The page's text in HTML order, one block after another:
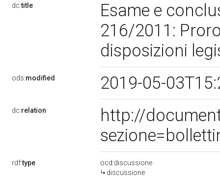
dc:title
Esame e
216/2011:
disposizioni
ods:modified 2019-05-
dc:relation
http://
rdf:type
ocd:discussione
discussione